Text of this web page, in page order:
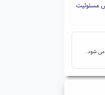
مسئولیت
می شود.